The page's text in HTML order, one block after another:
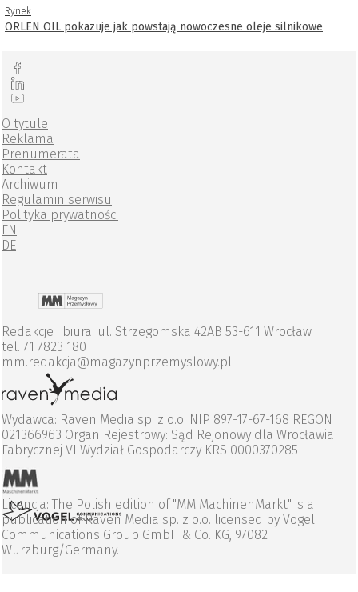
Rynek
ORLEN OIL pokazuje jak powstają nowoczesne oleje silnikowe
O tytule
Reklama
Prenumerata
Kontakt
Archiwum
Regulamin serwisu
Polityka prywatności
EN
DE
Redakcje i biura: ul. Strzegomska 42AB 53-611 Wrocław
tel. 71 7823 180
mm.redakcja@magazynprzemyslowy.pl
Wydawca: Raven Media sp. z o.o. NIP 897-17-67-168 REGON
021366963 Organ Rejestrowy: Sąd Rejonowy dla Wrocławia
Fabrycznej VI Wydział Gospodarczy KRS 0000370285
Licencja: The Polish edition of "MM MachinenMarkt" is a
publication of Raven Media sp. z o.o. licensed by Vogel
Communications Group GmbH & Co. KG, 97082
Wurzburg/Germany.